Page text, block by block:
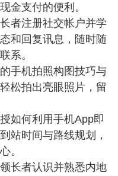
金支付的便利。
长者注册社交帐户并学
和回复讯息，随时随
系。
的手机拍照构图技巧与
松拍出亮眼照片，留
授如何利用手机App即
站时间与路线规划，
。
领长者认识并熟悉内地